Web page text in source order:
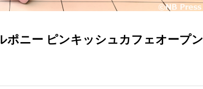
ポニー ピンキッシュカフェオープン